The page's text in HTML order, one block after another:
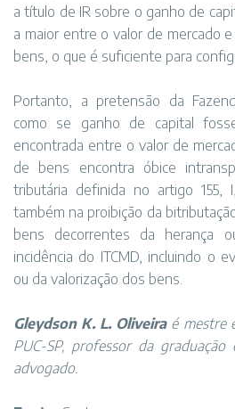
a título de IR sobre o ganho de
a maior entre o valor de mercado
bens, o que é suficiente para
Portanto, a pretensão da
como se ganho de capital
encontrada entre o valor de
de bens encontra óbice
tributária definida no artigo 155,
também na proibição da
bens decorrentes da herança
incidência do ITCMD, incluindo o
ou da valorização dos bens.
Gleydson K. L. Oliveiraé mestre
PUC-SP, professor da
advogado.